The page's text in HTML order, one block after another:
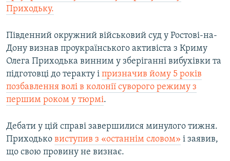
Приходьку.
Південний окружний військовий суд у Ростові-на-
Дону визнав проукраїнського активіста з Криму
Олега Приходька винним у зберіганні вибухівки та
підготовці до теракту і призначив йому 5 років
позбавлення волі в колонії суворого режиму з
першим роком у тюрмі.
Дебати у цій справі завершилися минулого тижня.
Приходько виступив з «останнім словом» і заявив,
що свою провину не визнає.